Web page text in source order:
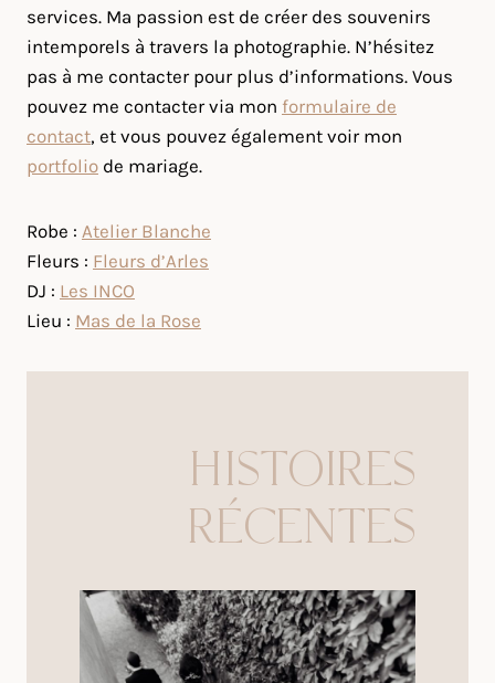
services. Ma passion est de créer des souvenirs
intemporels à travers la photographie. N’hésitez
pas à me contacter pour plus d’informations. Vous
pouvez me contacter via mon formulaire de
contact, et vous pouvez également voir mon
portfolio de mariage.
Robe : Atelier Blanche
Fleurs : Fleurs d’Arles
DJ : Les INCO
Lieu : Mas de la Rose
HISTOIRES
RÉCENTES